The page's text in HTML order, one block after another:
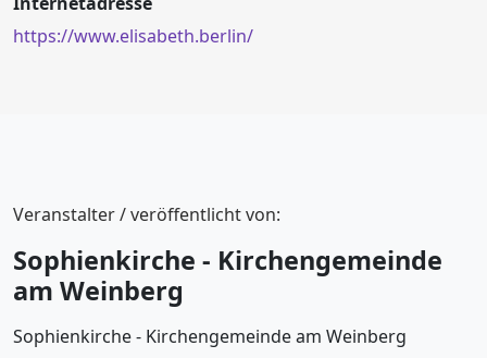
https://www.elisabeth.berlin/
Veranstalter / veröffentlicht von:
Sophienkirche - Kirchengemeinde
am Weinberg
Sophienkirche - Kirchengemeinde am Weinberg